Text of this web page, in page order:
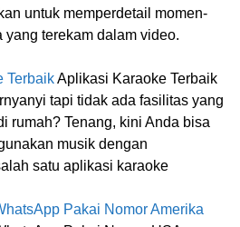
untuk memperdetail momen-
yang terekam dalam video.
TerbaikAplikasi Karaoke Terbaik
tapi tidak ada fasilitas yang
rumah? Tenang, kini Anda bisa
musik dengan
satu aplikasi karaoke
Pakai Nomor Amerika